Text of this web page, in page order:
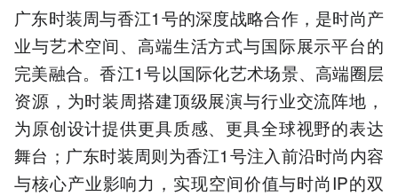
广东时装周与香江1号的深度战略合作，是时尚产
业与艺术空间、高端生活方式与国际展示平台的
完美融合。香江1号以国际化艺术场景、高端圈层
资源，为时装周搭建顶级展演与行业交流阵地，
为原创设计提供更具质感、更具全球视野的表达
舞台；广东时装周则为香江1号注入前沿时尚内容
与核心产业影响力，实现空间价值与时尚IP的双